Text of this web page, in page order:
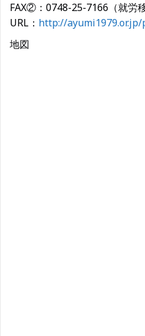
FAX②：0748-25-7166（就労
URL： http://
地図